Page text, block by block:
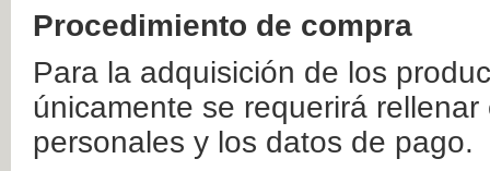
Procedimiento de compra
Para la adquisición de los
únicamente se requerirá
personales y los datos de pago.